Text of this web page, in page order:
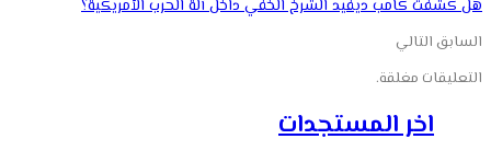
هل كشفت كامب ديفيد الشرخ الخفي داخل آلة الحرب الأمريكية؟
السابق التالي
التعليقات مغلقة.
اخر المستجدات